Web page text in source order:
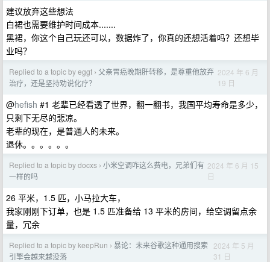
建议放弃这些想法
白裙也需要维护时间成本.......
黑裙，你这个自己玩还可以，数据炸了，你真的还想活着吗？还想毕
业吗？
Replied to a topic by eggt › 父亲胃癌晚期肝转移，是尊重他放弃
治疗，还是坚持劝说化疗？
2024 年 6 月
19 日
@hefish #1 老辈已经看透了世界，翻一翻书，我国平均寿命是多少，
只剩下无尽的悲凉。
老辈的现在，是普通人的未来。
退休。。。。。。
Replied to a topic by docxs › 小米空调咋这么费电，兄弟们有
一样的吗
2024 年 6 月 15
日
26 平米，1.5 匹，小马拉大车，
我家刚刚下订单，也是 1.5 匹准备给 13 平米的房间，给空调留点余
量，冗余
Replied to a topic by keepRun › 暴论：未来谷歌这种通用搜索
引擎会越来越没落
2024 年 5 月
31 日